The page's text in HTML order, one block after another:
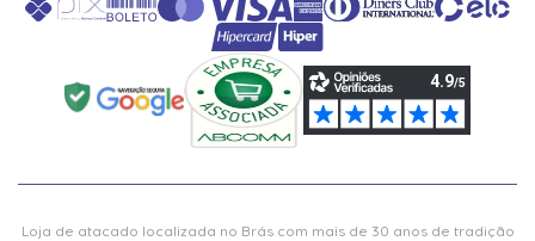
Loja de atacado localizada no Brás com mais de 30 anos de tradição